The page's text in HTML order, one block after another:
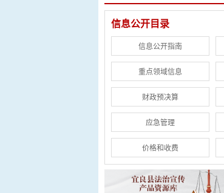
信息公开目录
信息公开指南
重点领域信息
财政预决算
应急管理
价格和收费